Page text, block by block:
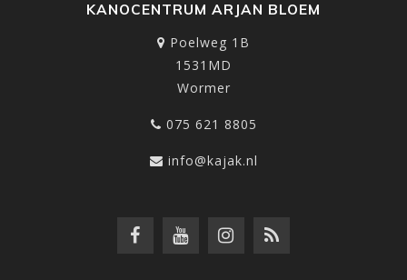
KANOCENTRUM ARJAN BLOEM
Poelweg 1B
1531MD
Wormer
075 621 8805
info@kajak.nl